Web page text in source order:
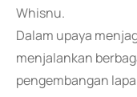
Whisnu.
Dalam upaya
menjalankan
pengembangan